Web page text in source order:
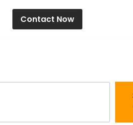
Contact Now